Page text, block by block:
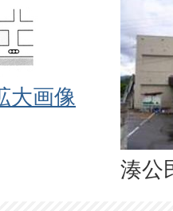
大画像
湊公